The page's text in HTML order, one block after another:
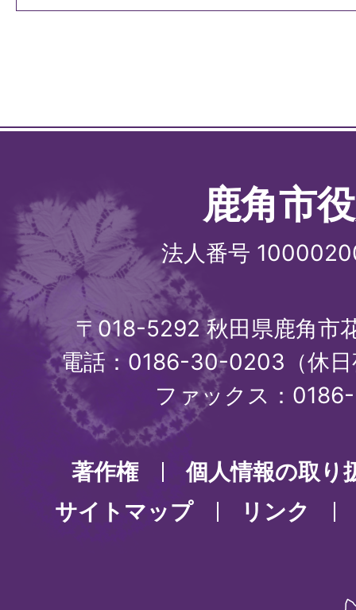
鹿角市
法人番号
〒018-5292 秋田県鹿角市
電話：0186-30-0203（休
ファックス：
著作権
個人情報の取り
サイトマップ
リンク